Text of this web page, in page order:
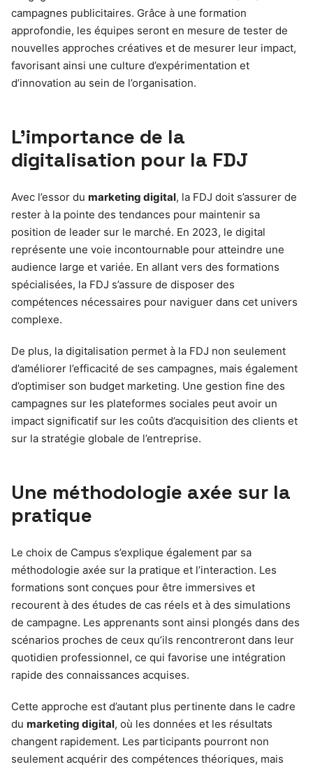
campagnes publicitaires. Grâce à une formation
approfondie, les équipes seront en mesure de tester de
nouvelles approches créatives et de mesurer leur impact,
favorisant ainsi une culture d’expérimentation et
d’innovation au sein de l’organisation.
L’importance de la
digitalisation pour la FDJ
Avec l’essor du marketing digital, la FDJ doit s’assurer de
rester à la pointe des tendances pour maintenir sa
position de leader sur le marché. En 2023, le digital
représente une voie incontournable pour atteindre une
audience large et variée. En allant vers des formations
spécialisées, la FDJ s’assure de disposer des
compétences nécessaires pour naviguer dans cet univers
complexe.
De plus, la digitalisation permet à la FDJ non seulement
d’améliorer l’efficacité de ses campagnes, mais également
d’optimiser son budget marketing. Une gestion fine des
campagnes sur les plateformes sociales peut avoir un
impact significatif sur les coûts d’acquisition des clients et
sur la stratégie globale de l’entreprise.
Une méthodologie axée sur la
pratique
Le choix de Campus s’explique également par sa
méthodologie axée sur la pratique et l’interaction. Les
formations sont conçues pour être immersives et
recourent à des études de cas réels et à des simulations
de campagne. Les apprenants sont ainsi plongés dans des
scénarios proches de ceux qu’ils rencontreront dans leur
quotidien professionnel, ce qui favorise une intégration
rapide des connaissances acquises.
Cette approche est d’autant plus pertinente dans le cadre
du marketing digital, où les données et les résultats
changent rapidement. Les participants pourront non
seulement acquérir des compétences théoriques, mais